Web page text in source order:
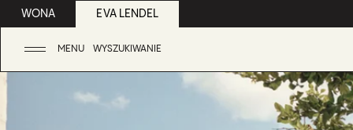
WONA EVA LENDEL
MENU WYSZUKIWANIE